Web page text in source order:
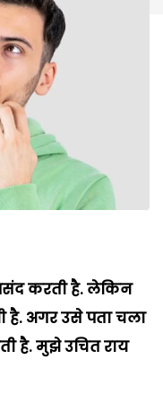
करती है. लेकिन
है. अगर उसे पता चला
है. मुझे उचित राय